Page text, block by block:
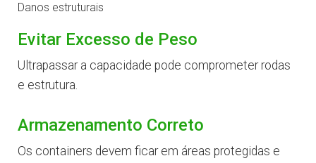
Danos estruturais
Evitar Excesso de Peso
Ultrapassar a capacidade pode comprometer rodas
e estrutura.
Armazenamento Correto
Os containers devem ficar em áreas protegidas e